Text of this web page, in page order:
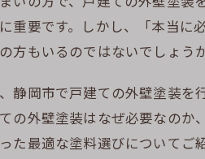
重要です。しかし、「本当に
方もいるのではないでしょうか
静岡市で戸建ての外壁塗装
の外壁塗装はなぜ必要なのか
た最適な塗料選びについてご